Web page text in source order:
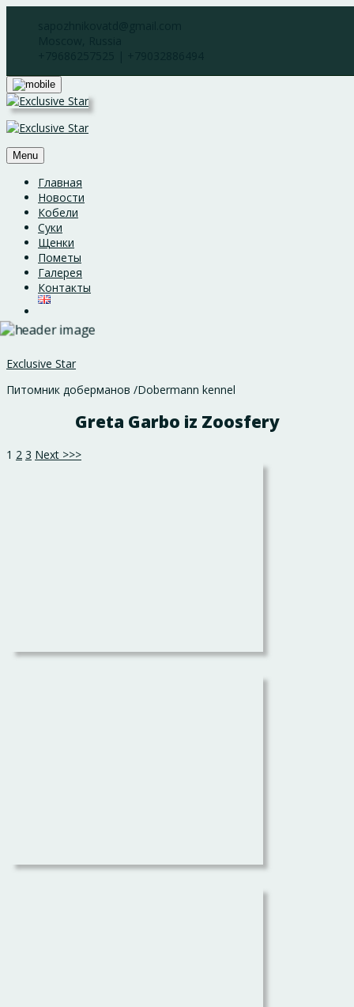
Menu
Главная
Новости
Кобели
Суки
Щенки
Пометы
Галерея
Контакты
Exclusive Star
Питомник доберманов /Dobermann kennel
Greta Garbo iz Zoosfery
1 2 3 Next >>>